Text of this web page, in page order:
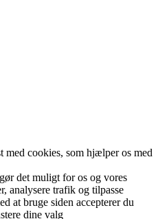
med cookies, som hjælper os med
det muligt for os og vores
analysere trafik og tilpasse
at bruge siden accepterer du
dine valg